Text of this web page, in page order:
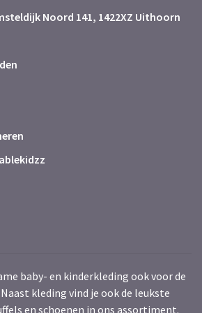
Noord 141, 1422XZ Uithoorn
baby- en kinderkleding ook voor de
kleding vind je ook de leukste
en schoenen in ons assortiment.